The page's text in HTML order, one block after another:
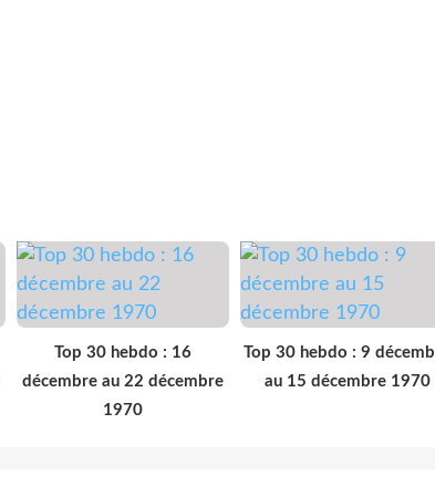
Top 30 hebdo : 16
décembre au 22 décembre
1970
Top 30 hebdo : 9
au 15 décembre 1970